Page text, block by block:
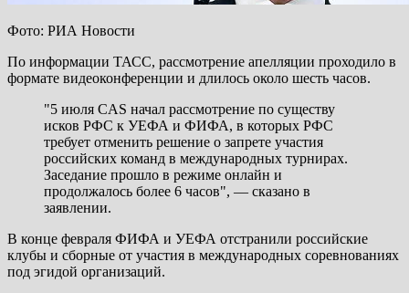
Фото: РИА Новости
По информации ТАСС, рассмотрение апелляции проходило в
формате видеоконференции и длилось около шесть часов.
"5 июля CAS начал рассмотрение по существу
исков РФС к УЕФА и ФИФА, в которых РФС
требует отменить решение о запрете участия
российских команд в международных турнирах.
Заседание прошло в режиме онлайн и
продолжалось более 6 часов", — сказано в
заявлении.
В конце февраля ФИФА и УЕФА отстранили российские
клубы и сборные от участия в международных соревнованиях
под эгидой организаций.